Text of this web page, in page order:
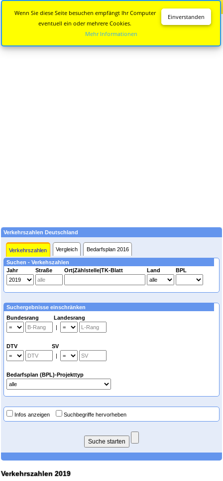
Verkehrszahlen Deutschland
Verkehrszahlen Vergleich Bedarfsplan 2016
Suchen - Verkehszahlen
Jahr
Straße Ort|Zählstelle|TK-Blatt Land BPL
Suchergebnisse einschränken
Bundesrang Landesrang
|
DTV SV
|
Bedarfsplan (BPL)-Projekttyp
Infos anzeigen Suchbegriffe hervorheben
Verkehrszahlen 2019
Einverstanden
Wenn Sie diese Seite besuchen empfängt Ihr Computer
eventuell ein oder mehrere Cookies.
Mehr Informationen